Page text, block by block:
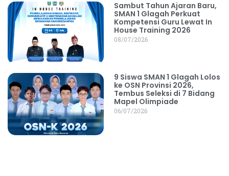
Sambut Tahun Ajaran Baru,
SMAN 1 Glagah Perkuat
Kompetensi Guru Lewat In
House Training 2026
08/07/2026
9 Siswa SMAN 1 Glagah Lolos
ke OSN Provinsi 2026,
Tembus Seleksi di 7 Bidang
Mapel Olimpiade
06/07/2026